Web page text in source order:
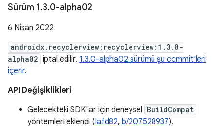
Sürüm 1.3.0-alpha02
6 Nisan 2022
androidx.recyclerview:recyclerview:1.3.0-
alpha02 iptal edilir. 1.3.0-alpha02 sürümü şu commit'leri
içerir.
API Değişiklikleri
Gelecekteki SDK'lar için deneysel BuildCompat
yöntemleri eklendi (Iafd82, b/207528937).